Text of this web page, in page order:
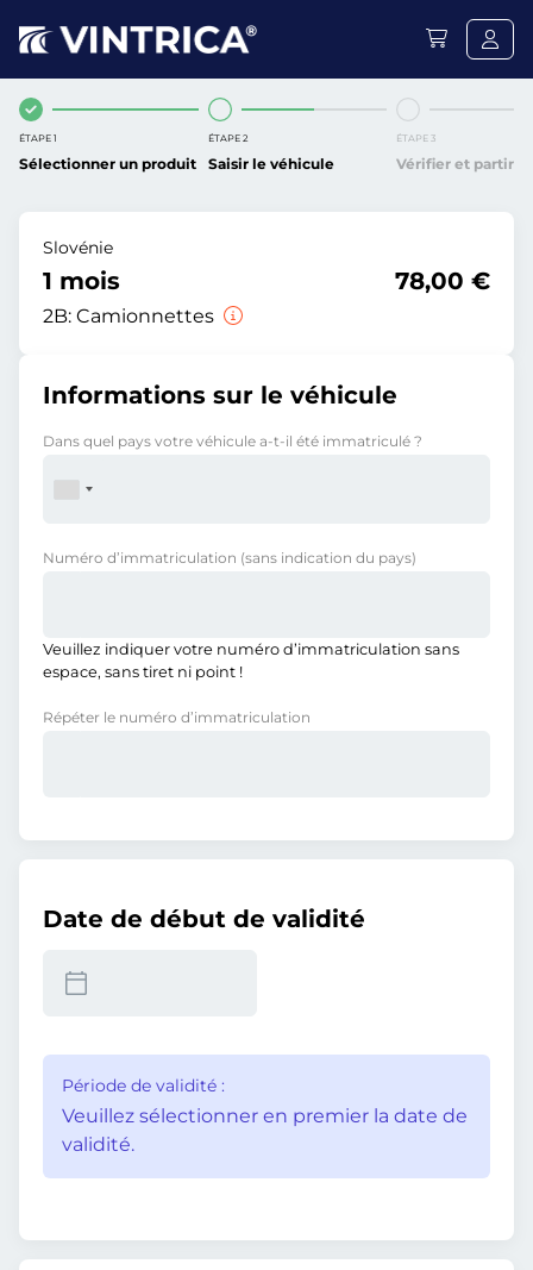
ÉTAPE 1
Sélectionner un produit
ÉTAPE 2
Saisir le véhicule
ÉTAPE 3
Vérifier et partir
Slovénie
1 mois
2B: Camionnettes
78,00 €
Informations sur le véhicule
Dans quel pays votre véhicule a-t-il été immatriculé ?
Numéro d’immatriculation (sans indication du pays)
Veuillez indiquer votre numéro d’immatriculation sans
espace, sans tiret ni point !
Répéter le numéro d’immatriculation
Date de début de validité
Période de validité :
Veuillez sélectionner en premier la date de
validité.